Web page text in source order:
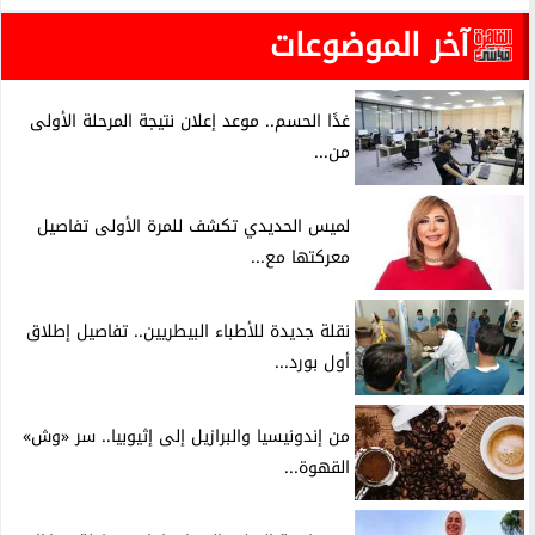
آخر الموضوعات
غدًا الحسم.. موعد إعلان نتيجة المرحلة الأولى
من...
لميس الحديدي تكشف للمرة الأولى تفاصيل
معركتها مع...
نقلة جديدة للأطباء البيطريين.. تفاصيل إطلاق
أول بورد...
من إندونيسيا والبرازيل إلى إثيوبيا.. سر «وش»
القهوة...